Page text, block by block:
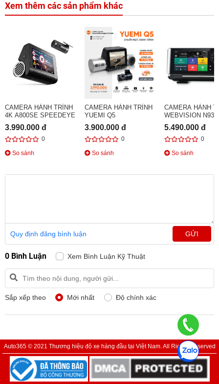
Xem thêm các sản phẩm khác
CAMERA HÀNH TRÌNH
4K A800SE SPEEDEYE
3.990.000 đ
0
So sánh
CAMERA HÀNH TRÌNH
YUEMI Q5
3.900.000 đ
0
So sánh
CAMERA HÀNH
WEBVISION N93
5.490.000 đ
0
So sánh
Quy định đăng bình luận GỬI
0 Bình Luận Xem Bình Luận Kỹ Thuật
Sắp xếp theo Mới nhất Độ chính xác
Auto365 © 2021 Thương hiệu độ xe hàng đầu tại Việt Nam. All Rights Reserved